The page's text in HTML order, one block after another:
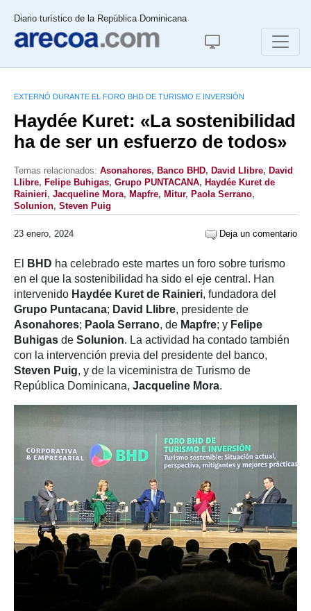
Diario turístico de la República Dominicana
EXTERNÓ DURANTE EL FORO BHD DE TURISMO E INVERSIÓN
Haydée Kuret: «La sostenibilidad
ha de ser un esfuerzo de todos»
Temas relacionados: Asonahores, Banco BHD, David LIibre, David
Llibre, Felipe Buhigas, Grupo PUNTACANA, Haydée Kuret de
Rainieri, Jacqueline Mora, Mapfre, Mitur, Paola Serrano,
Solunion, Steven Puig
23 enero, 2024 Deja un comentario
El BHD ha celebrado este martes un foro sobre turismo
en el que la sostenibilidad ha sido el eje central. Han
intervenido Haydée Kuret de Rainieri, fundadora del
Grupo Puntacana; David Llibre, presidente de
Asonahores; Paola Serrano, de Mapfre; y Felipe
Buhigas de Solunion. La actividad ha contado también
con la intervención previa del presidente del banco,
Steven Puig, y de la viceministra de Turismo de
República Dominicana, Jacqueline Mora.